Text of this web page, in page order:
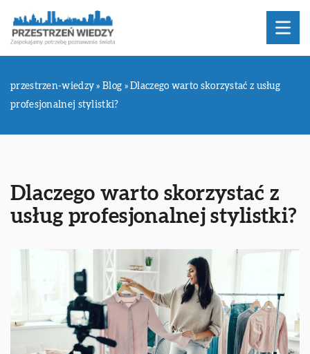
przestrzen-wiedzy »Blog »Dlaczego warto skorzystać z usług
profesjonalnej stylistki?
Dlaczego warto skorzystać z
usług profesjonalnej stylistki?